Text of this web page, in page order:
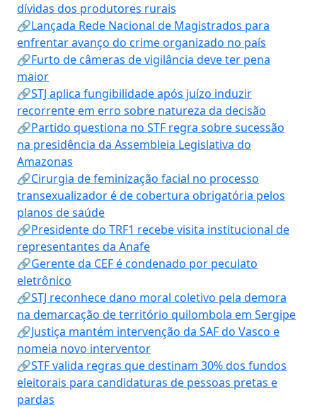
dívidas dos produtores rurais
🔗Lançada Rede Nacional de Magistrados para
enfrentar avanço do crime organizado no país
🔗Furto de câmeras de vigilância deve ter pena
maior
🔗STJ aplica fungibilidade após juízo induzir
recorrente em erro sobre natureza da decisão
🔗Partido questiona no STF regra sobre sucessão
na presidência da Assembleia Legislativa do
Amazonas
🔗Cirurgia de feminização facial no processo
transexualizador é de cobertura obrigatória pelos
planos de saúde
🔗Presidente do TRF1 recebe visita institucional de
representantes da Anafe
🔗Gerente da CEF é condenado por peculato
eletrônico
🔗STJ reconhece dano moral coletivo pela demora
na demarcação de território quilombola em Sergipe
🔗Justiça mantém intervenção da SAF do Vasco e
nomeia novo interventor
🔗STF valida regras que destinam 30% dos fundos
eleitorais para candidaturas de pessoas pretas e
pardas